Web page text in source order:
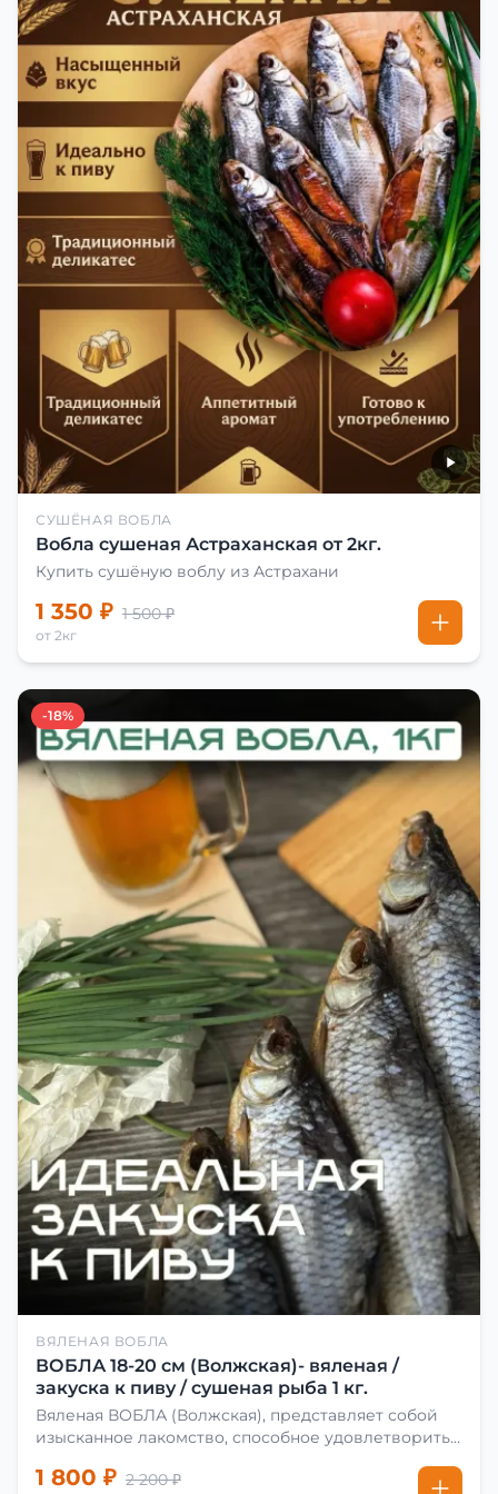
СУШЁНАЯ ВОБЛА
Вобла сушеная Астраханская от 2кг.
Купить сушёную воблу из Астрахани
1 350 ₽ 1 500 ₽
от 2кг
-18%
ВЯЛЕНАЯ ВОБЛА
ВОБЛА 18-20 см (Волжская)- вяленая /
закуска к пиву / сушеная рыба 1 кг.
Вяленая ВОБЛА (Волжская), представляет собой
изысканное лакомство, способное удовлетворить
сделать вяленую воблу, её сначала хорошо солят.
1 800 ₽ 2 200 ₽